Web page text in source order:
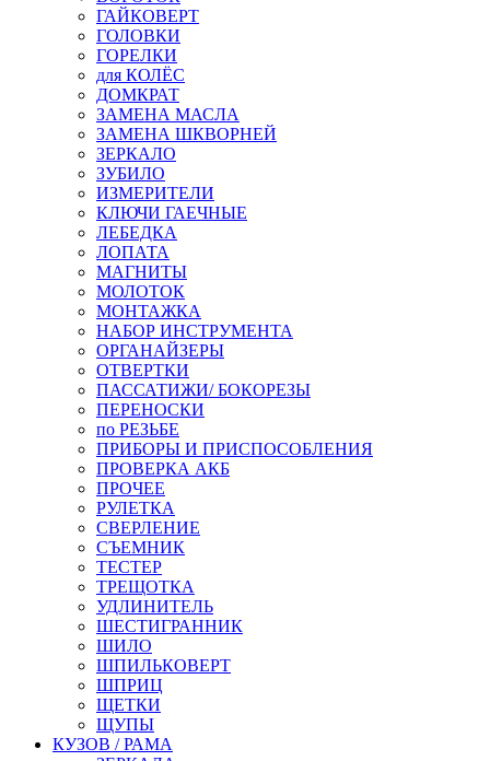
ГАЙКОВЕРТ
ГОЛОВКИ
ГОРЕЛКИ
для КОЛЁС
ДОМКРАТ
ЗАМЕНА МАСЛА
ЗАМЕНА ШКВОРНЕЙ
ЗЕРКАЛО
ЗУБИЛО
ИЗМЕРИТЕЛИ
КЛЮЧИ ГАЕЧНЫЕ
ЛЕБЕДКА
ЛОПАТА
МАГНИТЫ
МОЛОТОК
МОНТАЖКА
НАБОР ИНСТРУМЕНТА
ОРГАНАЙЗЕРЫ
ОТВЕРТКИ
ПАССАТИЖИ/ БОКОРЕЗЫ
ПЕРЕНОСКИ
по РЕЗЬБЕ
ПРИБОРЫ И ПРИСПОСОБЛЕНИЯ
ПРОВЕРКА АКБ
ПРОЧЕЕ
РУЛЕТКА
СВЕРЛЕНИЕ
СЪЕМНИК
ТЕСТЕР
ТРЕЩОТКА
УДЛИНИТЕЛЬ
ШЕСТИГРАННИК
ШИЛО
ШПИЛЬКОВЕРТ
ШПРИЦ
ЩЕТКИ
ЩУПЫ
КУЗОВ / РАМА